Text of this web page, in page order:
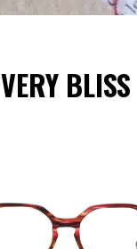
VERY BLISS